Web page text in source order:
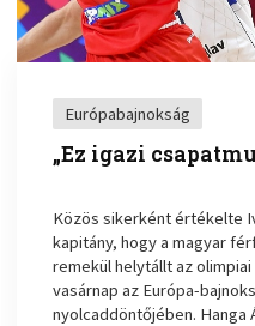
Európabajnokság
„Ez igazi
Közös sikerként értékelte
kapitány, hogy a magyar
remekül helytállt az
vasárnap az Európa-
nyolcaddöntőjében. Hanga